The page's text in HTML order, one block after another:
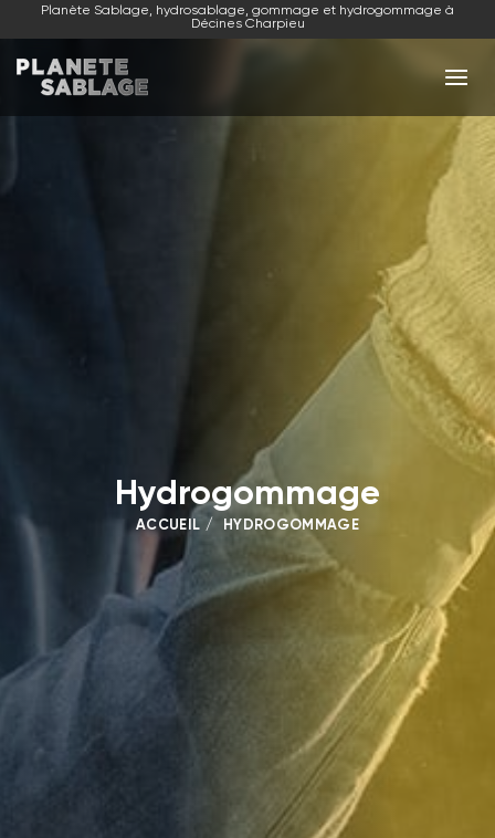
Planète Sablage, hydrosablage, gommage et hydrogommage à
Décines Charpieu
NOUS CONTACTER
Hydrogommage
ACCUEIL HYDROGOMMAGE